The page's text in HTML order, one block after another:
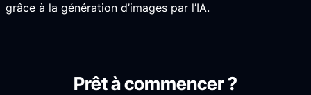
grâce à la génération d’images par l’IA.
Prêt à commencer ?